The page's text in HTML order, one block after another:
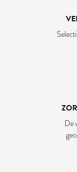
De